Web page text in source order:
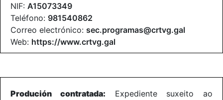
NIF: A15073349
Teléfono: 981540862
Correo electrónico: sec.programas@crtvg.gal
Web: https://www.crtvg.gal
Produción contratada: Expediente suxeito ao